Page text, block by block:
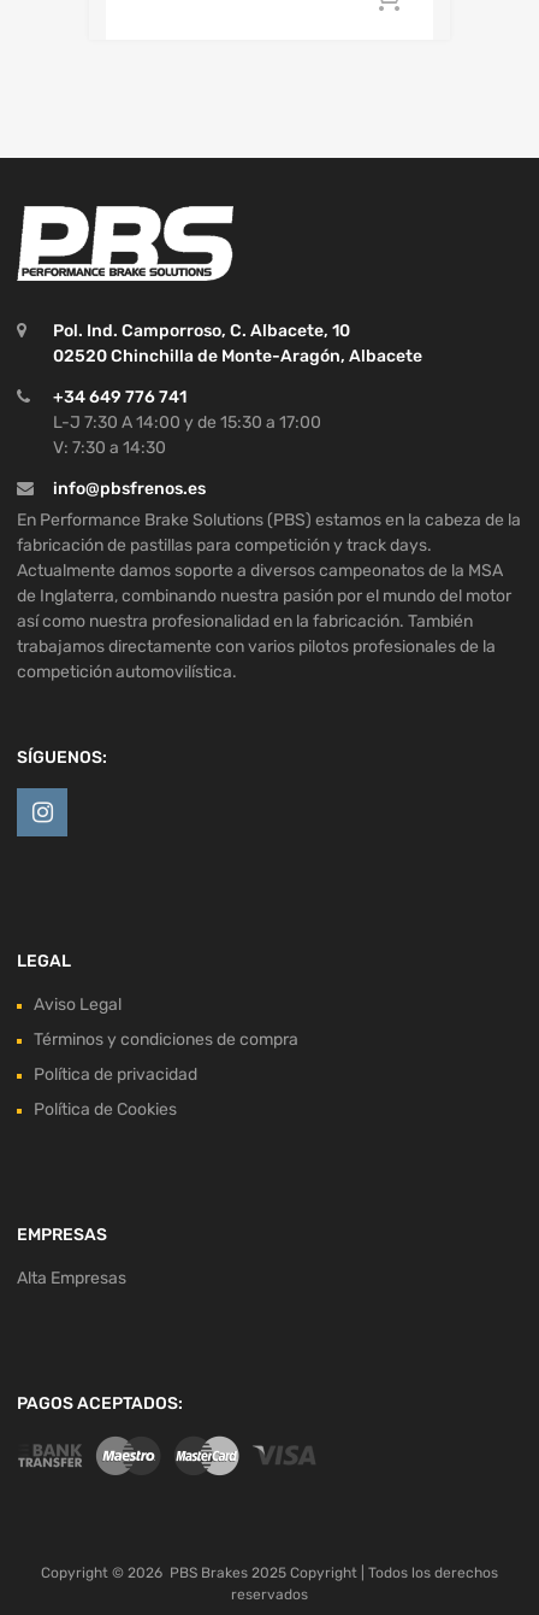
Pol. Ind. Camporroso, C. Albacete, 10
02520 Chinchilla de Monte-Aragón, Albacete
+34 649 776 741
L-J 7:30 A 14:00 y de 15:30 a 17:00
V: 7:30 a 14:30
info@pbsfrenos.es
En Performance Brake Solutions (PBS) estamos en la cabeza de la
fabricación de pastillas para competición y track days.
Actualmente damos soporte a diversos campeonatos de la MSA
de Inglaterra, combinando nuestra pasión por el mundo del motor
así como nuestra profesionalidad en la fabricación. También
trabajamos directamente con varios pilotos profesionales de la
competición automovilística.
SÍGUENOS:
LEGAL
Aviso Legal
Términos y condiciones de compra
Política de privacidad
Política de Cookies
EMPRESAS
Alta Empresas
PAGOS ACEPTADOS:
Copyright © 2026 PBS Brakes 2025 Copyright | Todos los derechos
reservados